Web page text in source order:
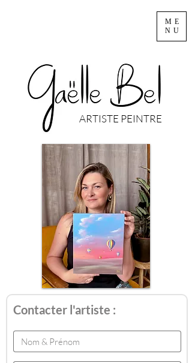
ME
NU
ARTISTE PEINTRE
Contacter l'artiste :